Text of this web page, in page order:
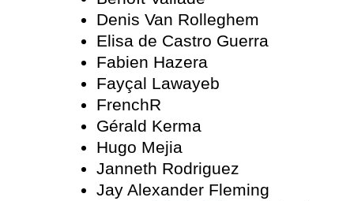
Denis Van Rolleghem
Elisa de Castro Guerra
Fabien Hazera
Fayçal Lawayeb
FrenchR
Gérald Kerma
Hugo Mejia
Janneth Rodriguez
Jay Alexander Fleming